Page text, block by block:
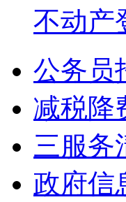
不动产
公务员
减税降
三服务
政府信